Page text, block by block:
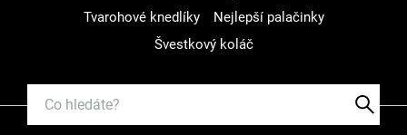
Tvarohové knedlíky
Nejlepší palačinky
Švestkový koláč